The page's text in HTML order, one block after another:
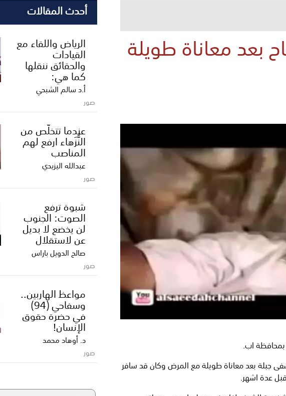
بعد معاناة طويلة
بمحافظة اب.
جبلة بعد معاناة طويلة مع المرض وكان قد سافر
عدة اشهر.
أحدث المقالات
الرياض واللقاء مع
القيادات
والحقائق ننقلها
كما هي:
أ.د سالم الشبحي
صور
عندما تتخلّص من
النُّزَهاء ارفع لهم
المناصب
عبدالله اليزيدي
صور
شبوة ترفع
الصوت: الجنوب
لن يخضع لا بديل
عن لاستقلال
صالح الدويل باراس
صور
مواعظ الهاربين..
وسفاحي (94)
في حضرة حقوق
الإنسان!
د. أوهاد محمد
صور